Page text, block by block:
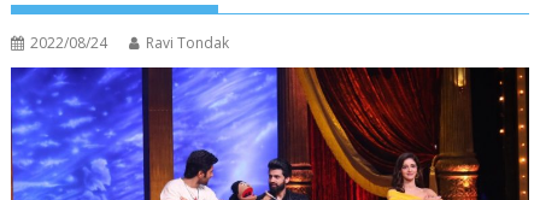
2022/08/24 Ravi Tondak